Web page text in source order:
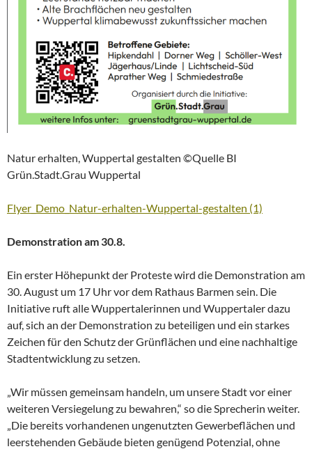
Natur erhalten, Wuppertal gestalten ©Quelle BI
Grün.Stadt.Grau Wuppertal
Flyer_Demo_Natur-erhalten-Wuppertal-gestalten (1)
Demonstration am 30.8.
Ein erster Höhepunkt der Proteste wird die Demonstration am
30. August um 17 Uhr vor dem Rathaus Barmen sein. Die
Initiative ruft alle Wuppertalerinnen und Wuppertaler dazu
auf, sich an der Demonstration zu beteiligen und ein starkes
Zeichen für den Schutz der Grünflächen und eine nachhaltige
Stadtentwicklung zu setzen.
„Wir müssen gemeinsam handeln, um unsere Stadt vor einer
weiteren Versiegelung zu bewahren,“ so die Sprecherin weiter.
„Die bereits vorhandenen ungenutzten Gewerbeflächen und
leerstehenden Gebäude bieten genügend Potenzial, ohne